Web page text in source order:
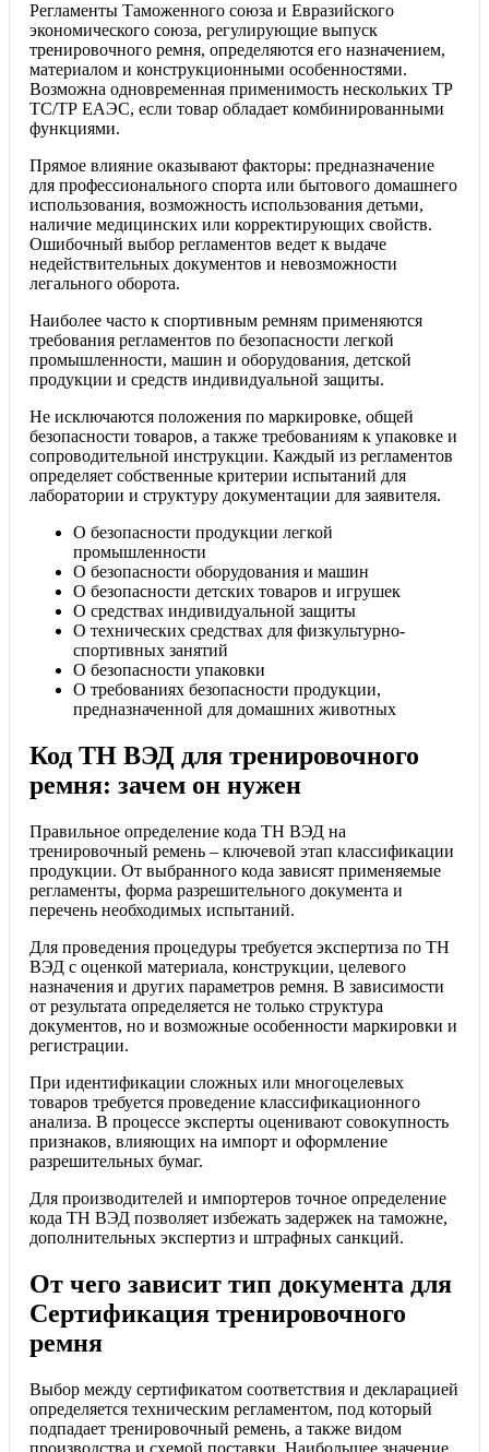
Регламенты Таможенного союза и Евразийского
экономического союза, регулирующие выпуск
тренировочного ремня, определяются его назначением,
материалом и конструкционными особенностями.
Возможна одновременная применимость нескольких ТР
ТС/ТР ЕАЭС, если товар обладает комбинированными
функциями.
Прямое влияние оказывают факторы: предназначение
для профессионального спорта или бытового домашнего
использования, возможность использования детьми,
наличие медицинских или корректирующих свойств.
Ошибочный выбор регламентов ведет к выдаче
недействительных документов и невозможности
легального оборота.
Наиболее часто к спортивным ремням применяются
требования регламентов по безопасности легкой
промышленности, машин и оборудования, детской
продукции и средств индивидуальной защиты.
Не исключаются положения по маркировке, общей
безопасности товаров, а также требованиям к упаковке и
сопроводительной инструкции. Каждый из регламентов
определяет собственные критерии испытаний для
лаборатории и структуру документации для заявителя.
О безопасности продукции легкой
промышленности
О безопасности оборудования и машин
О безопасности детских товаров и игрушек
О средствах индивидуальной защиты
О технических средствах для физкультурно-
спортивных занятий
О безопасности упаковки
О требованиях безопасности продукции,
предназначенной для домашних животных
Код ТН ВЭД для тренировочного
ремня: зачем он нужен
Правильное определение кода ТН ВЭД на
тренировочный ремень – ключевой этап классификации
продукции. От выбранного кода зависят применяемые
регламенты, форма разрешительного документа и
перечень необходимых испытаний.
Для проведения процедуры требуется экспертиза по ТН
ВЭД с оценкой материала, конструкции, целевого
назначения и других параметров ремня. В зависимости
от результата определяется не только структура
документов, но и возможные особенности маркировки и
регистрации.
При идентификации сложных или многоцелевых
товаров требуется проведение классификационного
анализа. В процессе эксперты оценивают совокупность
признаков, влияющих на импорт и оформление
разрешительных бумаг.
Для производителей и импортеров точное определение
кода ТН ВЭД позволяет избежать задержек на таможне,
дополнительных экспертиз и штрафных санкций.
От чего зависит тип документа для
Сертификация тренировочного
ремня
Выбор между сертификатом соответствия и декларацией
определяется техническим регламентом, под который
подпадает тренировочный ремень, а также видом
производства и схемой поставки. Наибольшее значение